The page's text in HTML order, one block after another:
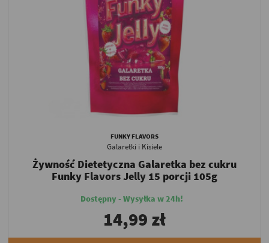
FUNKY FLAVORS
Galaretki i Kisiele
Żywność Dietetyczna Galaretka bez cukru
Funky Flavors Jelly 15 porcji 105g
Dostępny - Wysyłka w 24h!
14,99 zł